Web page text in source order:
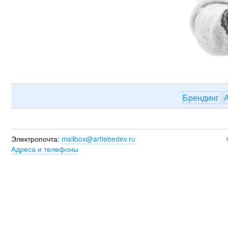
Брендинг
Электропочта: mailbox@artlebedev.ru
Адреса и телефоны